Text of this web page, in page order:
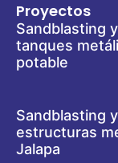
Proyectos
Sandblasting
tanques
potable
Sandblasting
estructuras
Jalapa